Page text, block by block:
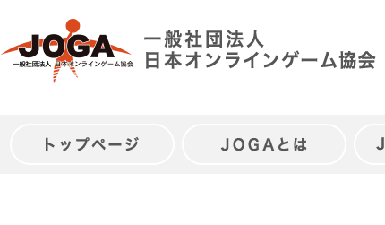
トップページ JOGAとは